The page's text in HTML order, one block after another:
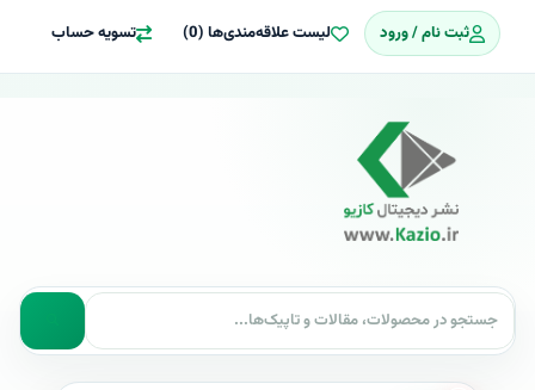
ثبت نام / ورود لیست علاقه‌مندی‌ها (0) تسویه حساب